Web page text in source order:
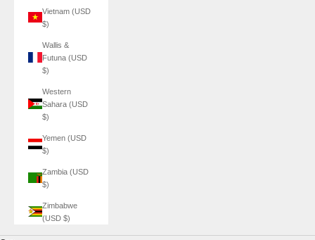
Vietnam (USD
$)
Wallis &
Futuna (USD
$)
Western
Sahara (USD
$)
Yemen (USD
$)
Zambia (USD
$)
Zimbabwe
(USD $)